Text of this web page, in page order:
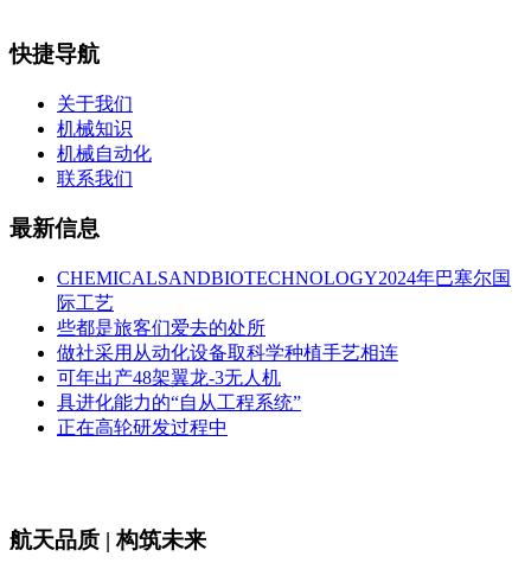
快捷导航
关于我们
机械知识
机械自动化
联系我们
最新信息
CHEMICALSANDBIOTECHNOLOGY2024年巴塞尔国
际工艺
些都是旅客们爱去的处所
做社采用从动化设备取科学种植手艺相连
可年出产48架翼龙-3无人机
具进化能力的“自从工程系统”
正在高轮研发过程中
航天品质 | 构筑未来